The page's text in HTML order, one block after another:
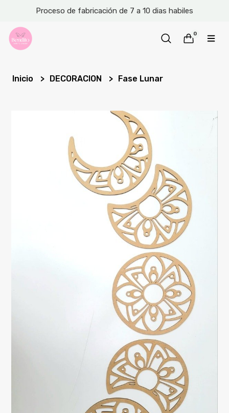
Proceso de fabricación de 7 a 10 dias habiles
0
Inicio DECORACION Fase Lunar